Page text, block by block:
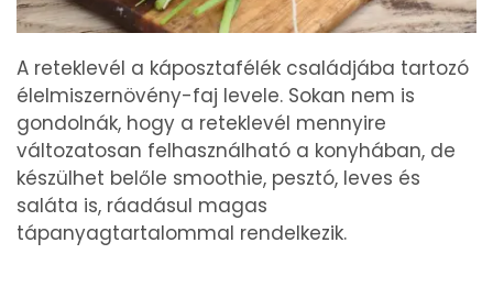
A reteklevél a káposztafélék családjába tartozó
élelmiszernövény-faj levele. Sokan nem is
gondolnák, hogy a reteklevél mennyire
változatosan felhasználható a konyhában, de
készülhet belőle smoothie, pesztó, leves és
saláta is, ráadásul magas
tápanyagtartalommal rendelkezik.